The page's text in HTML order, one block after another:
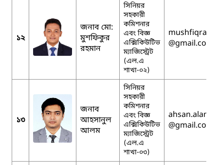
১২
জনাব মো:
মুশফিকুর
রহমান
সিনিয়র
সহকারী
কমিশনার
এবং বিজ্ঞ
এক্সিকিউটিভ
ম্যাজিস্ট্রেট
(এল.এ
শাখা-০২)
@gmail.com
১৩
জনাব
আহসানুল
আলম
সিনিয়র
সহকারী
কমিশনার
এবং বিজ্ঞ
এক্সিকিউটিভ
ম্যাজিস্ট্রেট
(এল.এ
শাখা-০৩)
@gmail.com